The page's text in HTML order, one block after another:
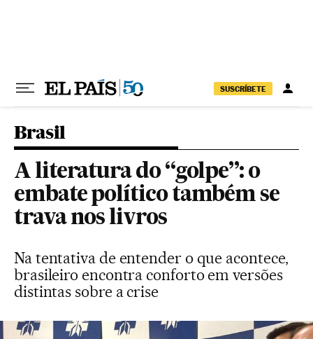
SUSCRÍBETE
Brasil
A literatura do “golpe”: o
embate político também se
trava nos livros
Na tentativa de entender o que acontece,
brasileiro encontra conforto em versões
distintas sobre a crise